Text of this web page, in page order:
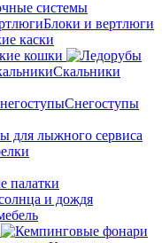
Блоки и вертлюги
каски
кошки
Скальники
Снегоступы
для лыжного сервиса
палатки
и дождя